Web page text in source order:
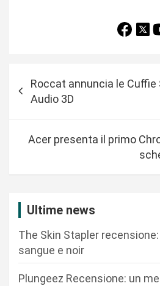
a
Roccat annuncia le Cuffie
Audio 3D
Acer presenta il primo
Ultime news
The Skin Stapler
sangue e noir
Plungeez Recensione: un